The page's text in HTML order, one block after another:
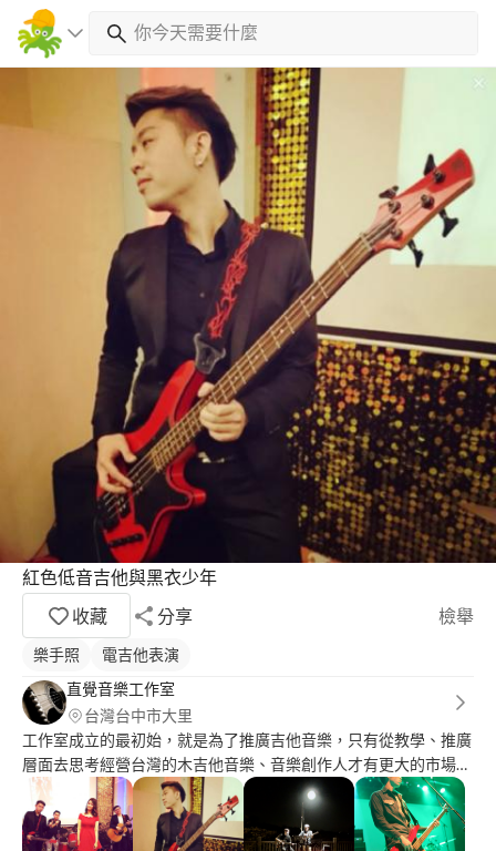
紅色低音吉他與黑衣少年
收藏
分享 檢舉
樂手照
電吉他表演
直覺音樂工作室
台灣台中市大里
工作室成立的最初始，就是為了推廣吉他音樂，只有從教學、推廣
層面去思考經營台灣的木吉他音樂、音樂創作人才有更大的市場與
聽眾，音樂文化才能更蓬勃發展！ 致力於推廣台灣品牌、優質樂
器，完整的售後服務與教學系統讓喜歡吉他音樂的朋友，可以輕鬆
接觸、快樂學習 ! 服務項目 ( 吉他教學、貝斯教學、樂團表演、音